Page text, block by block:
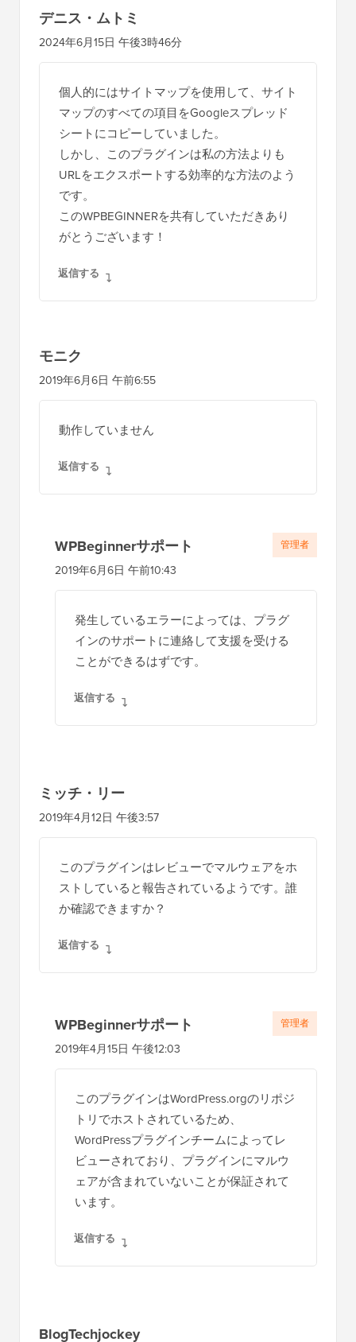
デニス・ムトミ
2024年6月15日 午後3時46分
個人的にはサイトマップを使用して、サイト
マップのすべての項目をGoogleスプレッド
シートにコピーしていました。
しかし、このプラグインは私の方法よりも
URLをエクスポートする効率的な方法のよう
です。
このWPBEGINNERを共有していただきあり
がとうございます！
返信する
モニク
2019年6月6日 午前6:55
動作していません
返信する
WPBeginnerサポート
2019年6月6日 午前10:43
発生しているエラーによっては、プラグ
インのサポートに連絡して支援を受ける
ことができるはずです。
返信する
管理者
ミッチ・リー
2019年4月12日 午後3:57
このプラグインはレビューでマルウェアをホ
ストしていると報告されているようです。誰
か確認できますか？
返信する
WPBeginnerサポート
2019年4月15日 午後12:03
このプラグインはWordPress.orgのリポジ
トリでホストされているため、
WordPressプラグインチームによってレ
ビューされており、プラグインにマルウ
ェアが含まれていないことが保証されて
います。
返信する
管理者
BlogTechjockey